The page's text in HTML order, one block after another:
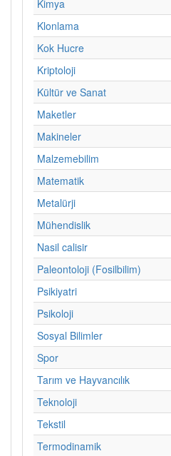
Kimya
Klonlama
Kok Hucre
Kriptoloji
Kültür ve Sanat
Maketler
Makineler
Malzemebilim
Matematik
Metalürji
Mühendislik
Nasil calisir
Paleontoloji (Fosilbilim)
Psikiyatri
Psikoloji
Sosyal Bilimler
Spor
Tarım ve Hayvancılık
Teknoloji
Tekstil
Termodinamik